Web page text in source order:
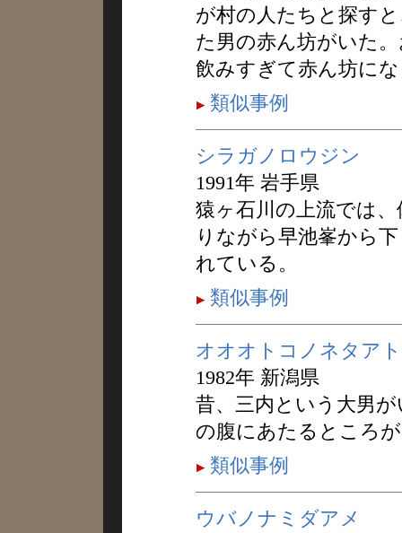
が村の人たちと探す
た男の赤ん坊がいた
飲みすぎて赤ん坊に
類似事例
シラガノロウジン
1991年 岩手県
猿ヶ石川の上流では
りながら早池峯から
れている。
類似事例
オオオトコノネタア
1982年 新潟県
昔、三内という大男
の腹にあたるところ
類似事例
ウバノナミダアメ